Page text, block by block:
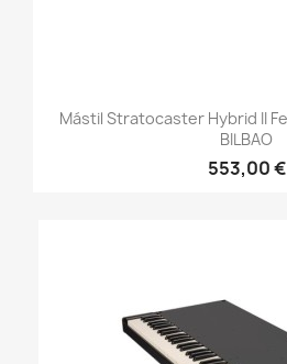
Mástil Stratocaster Hybrid II
BILBAO
553,00 €